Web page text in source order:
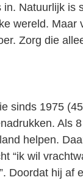
in. Natuurlijk is
wereld. Maar
Zorg die
sinds 1975
Als
helpen.
“ik wil
Doordat hij af